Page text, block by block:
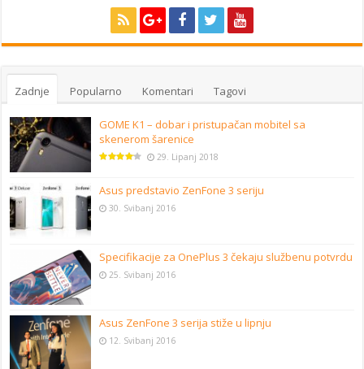
Zadnje Popularno Komentari Tagovi
GOME K1 – dobar i pristupačan mobitel sa
skenerom šarenice
29. Lipanj 2018
Asus predstavio ZenFone 3 seriju
30. Svibanj 2016
Specifikacije za OnePlus 3 čekaju službenu potvrdu
25. Svibanj 2016
Asus ZenFone 3 serija stiže u lipnju
12. Svibanj 2016